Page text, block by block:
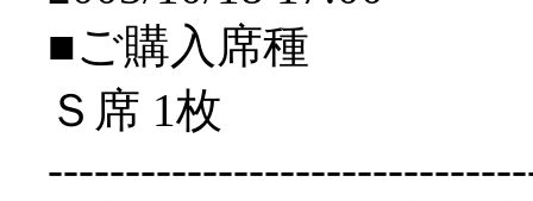
■ご購入席種
Ｓ席 1枚